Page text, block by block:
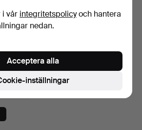
luxe.
i vår integritetspolicyoch hantera
nedan.
inställningar
Acceptera alla